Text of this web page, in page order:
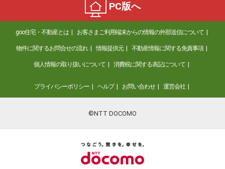
PC版へ
goo住宅・不動産とは お客さまご利用端末からの情報の外部送信について
物件に関するお問合せの流れ 情報提供元 不動産情報に関する免責事項
個人情報の取り扱いについて 消費税に関する表記について
プライバシーポリシー ヘルプ お問い合わせ 運営会社
©NTT DOCOMO